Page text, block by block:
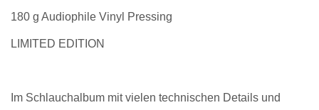
180 g Audiophile Vinyl Pressing
LIMITED EDITION
Im Schlauchalbum mit vielen technischen Details und